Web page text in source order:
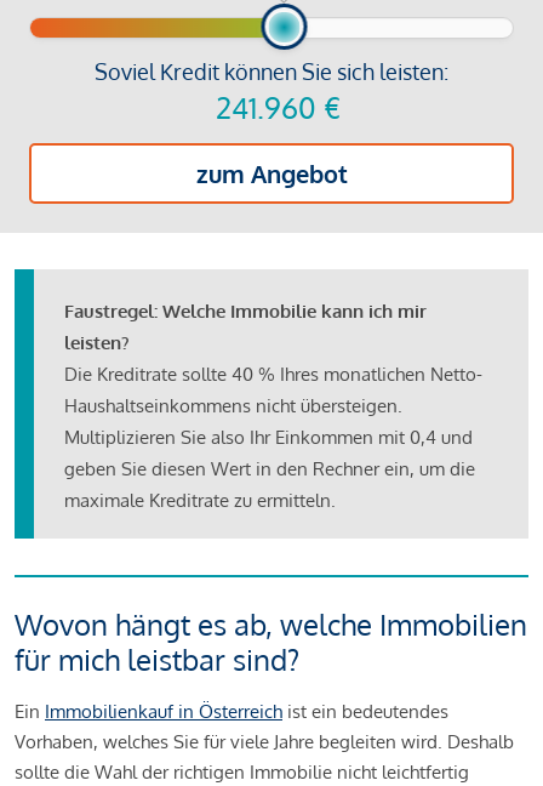
Soviel Kredit können Sie sich leisten:
241.960 €
zum Angebot
Faustregel: Welche Immobilie kann ich mir
leisten?
Die Kreditrate sollte 40 % Ihres monatlichen Netto-
Haushaltseinkommens nicht übersteigen.
Multiplizieren Sie also Ihr Einkommen mit 0,4 und
geben Sie diesen Wert in den Rechner ein, um die
maximale Kreditrate zu ermitteln.
Wovon hängt es ab, welche Immobilien
für mich leistbar sind?
Ein Immobilienkauf in Österreich ist ein bedeutendes
Vorhaben, welches Sie für viele Jahre begleiten wird. Deshalb
sollte die Wahl der richtigen Immobilie nicht leichtfertig